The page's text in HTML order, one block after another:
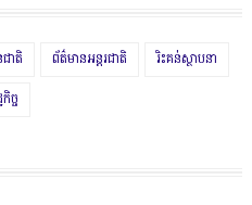
ាតិ ព័ត៌មានអន្តរជាតិ រិះគន់ស្ថាបនា
ច្ច